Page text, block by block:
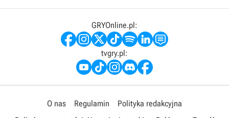
GRYOnline.pl:
tvgry.pl:
O nas Regulamin
Polityka redakcyjna